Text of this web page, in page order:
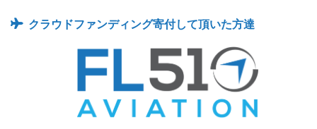
クラウドファンディング寄付して頂いた方達